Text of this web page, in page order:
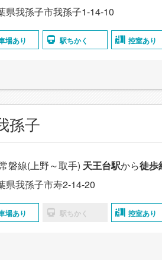
県我孫子市我孫子1-14-10
場あり 駅ちかく 控室あり
孫子
磐線(上野～取手) 天王台駅から徒歩
県我孫子市寿2-14-20
場あり 駅ちかく 控室あり